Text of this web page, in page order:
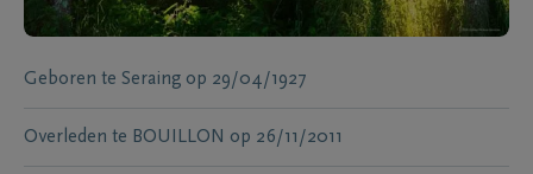
Geboren te Seraing op 29/04/1927
Overleden te BOUILLON op 26/11/2011